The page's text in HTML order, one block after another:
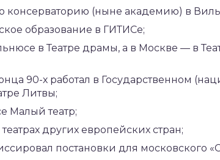
консерваторию (ныне академию) в
образование в ГИТИСе;
в Театре драмы, а в Москве — в
90-х работал в Государственном
Литвы;
Малый театр;
других европейских стран;
постановки для московского